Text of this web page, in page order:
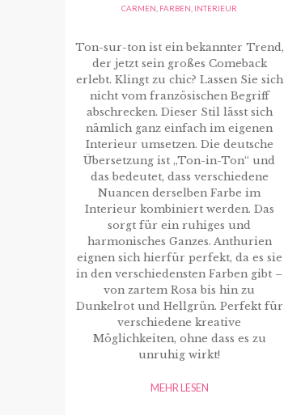
CARMEN FARBEN INTERIEUR
Ton-sur-ton ist ein bekannter Trend,
der jetzt sein großes Comeback
erlebt. Klingt zu chic? Lassen Sie sich
nicht vom französischen Begriff
abschrecken. Dieser Stil lässt sich
nämlich ganz einfach im eigenen
Interieur umsetzen. Die deutsche
Übersetzung ist „Ton-in-Ton“ und
das bedeutet, dass verschiedene
Nuancen derselben Farbe im
Interieur kombiniert werden. Das
sorgt für ein ruhiges und
harmonisches Ganzes. Anthurien
eignen sich hierfür perfekt, da es sie
in den verschiedensten Farben gibt –
von zartem Rosa bis hin zu
Dunkelrot und Hellgrün. Perfekt für
verschiedene kreative
Möglichkeiten, ohne dass es zu
unruhig wirkt!
MEHR LESEN